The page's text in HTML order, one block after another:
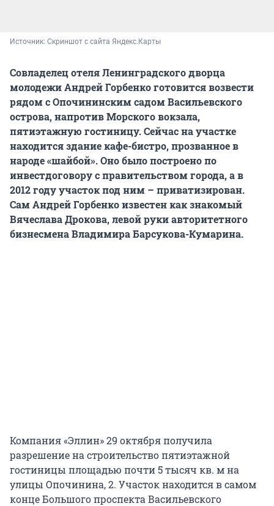
Источник: Скриншот с сайта Яндекс.Карты
Совладелец отеля Ленинградского дворца
молодежи Андрей Горбенко готовится возвести
рядом с Опочининским садом Васильевского
острова, напротив Морского вокзала,
пятиэтажную гостиницу. Сейчас на участке
находится здание кафе-бистро, прозванное в
народе «шайбой». Оно было построено по
инвестдоговору с правительством города, а в
2012 году участок под ним – приватизирован.
Сам Андрей Горбенко известен как знакомый
Вячеслава Дрокова, левой руки авторитетного
бизнесмена Владимира Барсукова-Кумарина.
Компания «Эллин» 29 октября получила
разрешение на строительство пятиэтажной
гостиницы площадью почти 5 тысяч кв. м на
улицы Опочинина, 2. Участок находится в самом
конце Большого проспекта Васильевского